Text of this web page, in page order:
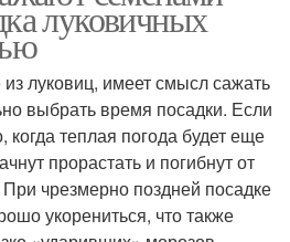
луковичных
луковиц, имеет смысл сажать
выбрать время посадки. Если
теплая погода будет еще
прорастать и погибнут от
чрезмерно поздней посадке
укорениться, что также